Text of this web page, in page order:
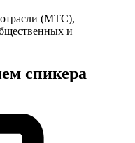
отрасли (МТС),
и
спикера